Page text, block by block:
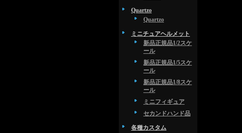
Quartzo
Quartzo
ミニチュアヘルメット
新品正規品1/2スケ
ール
新品正規品1/5スケ
ール
新品正規品1/8スケ
ール
ミニフィギュア
セカンドハンド品
各種カスタム